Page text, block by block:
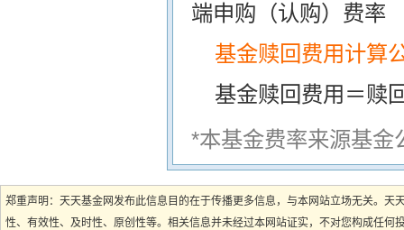
端申购（认购）费率
基金赎回费用计算
基金赎回费用＝赎
*本基金费率来源基金
郑重声明：天天基金网发布此信息目的在于传播更多信息，与本网站立场无关。
性、有效性、及时性、原创性等。相关信息并未经过本网站证实，不对您构成任